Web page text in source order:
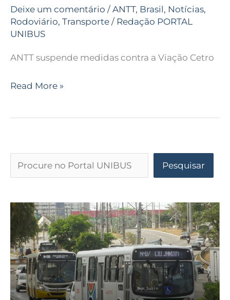
Deixe um comentário / ANTT, Brasil, Notícias,
Rodoviário, Transporte / Redação PORTAL
UNIBUS
ANTT suspende medidas contra a Viação Cetro
Read More »
Pesquisar